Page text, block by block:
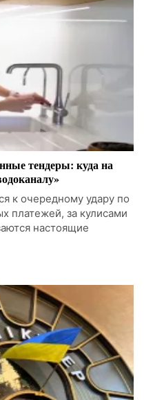
тендеры: куда на
к очередному удару по
платежей, за кулисами
настоящие